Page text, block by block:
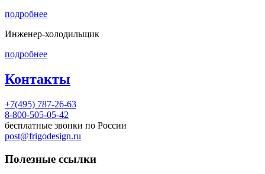
подробнее
Инженер-холодильщик
подробнее
Контакты
+7(495) 787-26-63
8-800-505-05-42
бесплатные звонки по России
post@frigodesign.ru
Полезные ссылки